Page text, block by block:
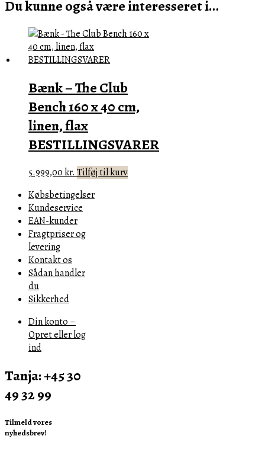
Du kunne også være interesseret i…
Bænk – The Club
Bench 160 x 40 cm,
linen, flax
BESTILLINGSVARER
5.999,00kr. Tilføj til kurv
Købsbetingelser
Kundeservice
EAN-kunder
Fragtpriser og
levering
Kontakt os
Sådan handler
du
Sikkerhed
Din konto –
Opret eller log
ind
Tanja: +45 30
49 32 99
Tilmeld vores
nyhedsbrev!